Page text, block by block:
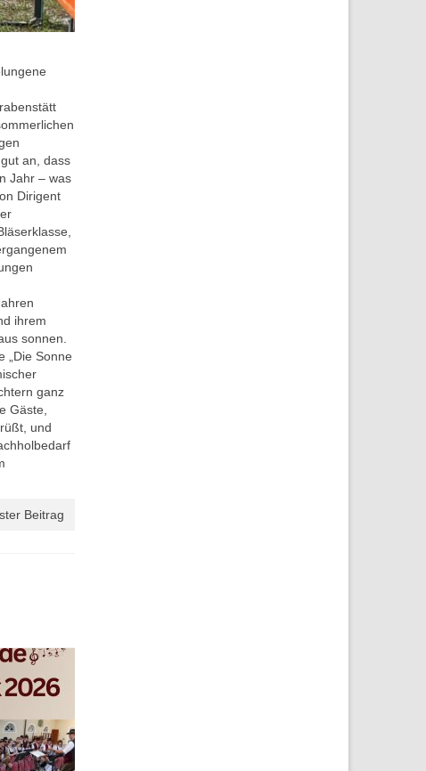
an, dass
Jahr – was
Dirigent
ihrem
sonnen.
„Die Sonne
ganz
Gäste,
und
Beitrag